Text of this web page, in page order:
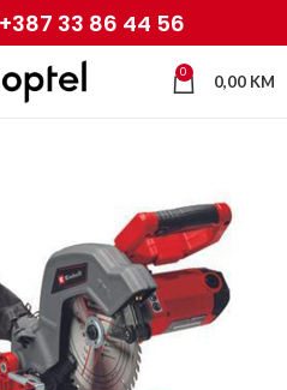
+387 33 86 44 56
0 0,00 KM